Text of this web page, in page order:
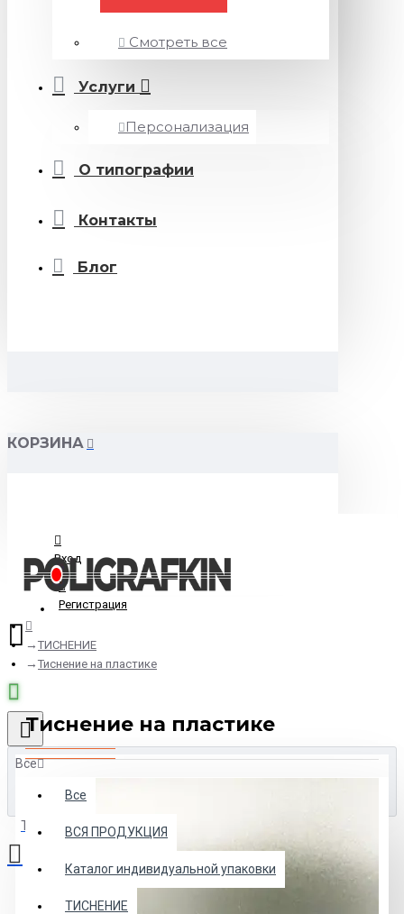
Смотреть все
Услуги
Персонализация
О типографии
Контакты
Блог
КОРЗИНА
Вход
Регистрация
Все
Все
ВСЯ ПРОДУКЦИЯ
Каталог индивидуальной упаковки
ТИСНЕНИЕ
Товаров: 0 (0.00р.)
ТИСНЕНИЕ
Тиснение на пластике
Тиснение на пластике